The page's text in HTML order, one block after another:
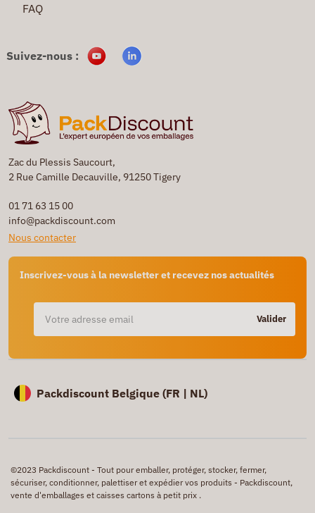
Zac du Plessis Saucourt,
2 Rue Camille Decauville, 91250 Tigery
01 71 63 15 00
info@packdiscount.com
Nous contacter
Inscrivez-vous à la newsletter et recevez nos actualités
Valider
FAQ
Suivez-nous :
Packdiscount Belgique (FR | NL)
©2023 Packdiscount - Tout pour emballer, protéger, stocker, fermer,
sécuriser, conditionner, palettiser et expédier vos produits - Packdiscount,
vente d'emballages et caisses cartons à petit prix .